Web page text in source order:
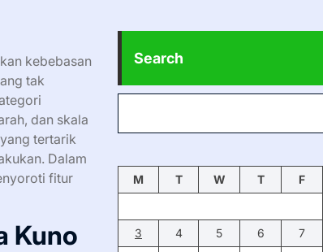
kebebasan
tak
dan skala
tertarik
Dalam
fitur
Kuno
Search
M T W T F
3
4 5 6 7